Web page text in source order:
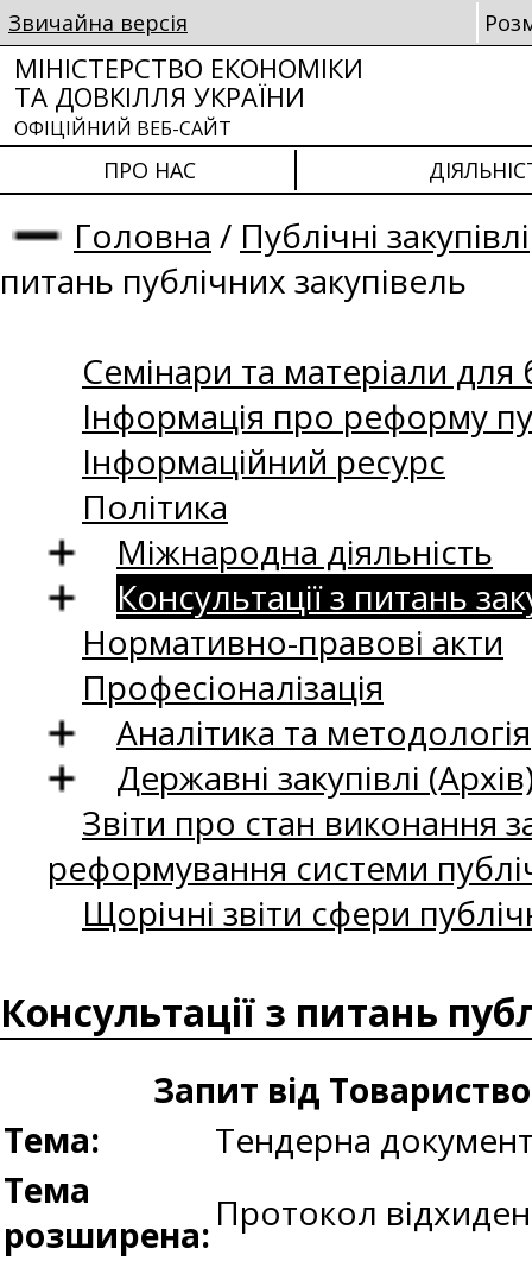
Звичайна версія
МІНІСТЕРСТВО ЕКОНОМІКИ
ТА ДОВКІЛЛЯ УКРАЇНИ
ОФІЦІЙНИЙ ВЕБ-САЙТ
ПРО НАС
Головна / Публічні закупівлі
питань публічних закупівель
Семінари та матеріали для
Інформація про реформу
Інформаційний ресурс
Політика
Міжнародна діяльність
Консультації з питань
Нормативно-правові акти
Професіоналізація
Аналітика та методологія
Державні закупівлі
Звіти про стан виконання
реформування системи
Щорічні звіти сфери
Консультації з питань
Запит від
Тема:
Тендерна
Тема
розширена: Протокол